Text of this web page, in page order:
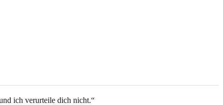
ich verurteile dich nicht.“